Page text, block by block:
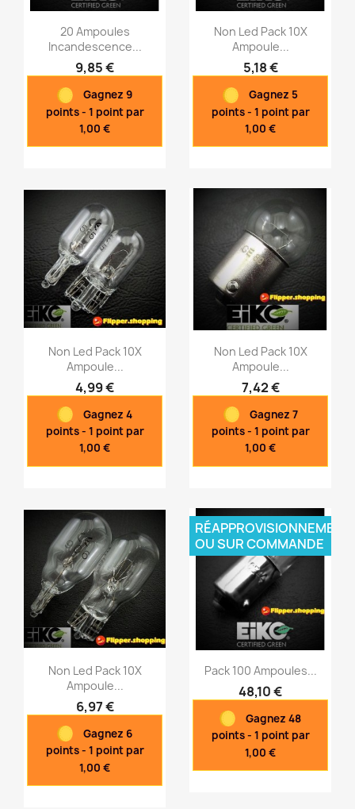
Aperçu rapide
20 Ampoules
Incandescence...
9,85 €
Gagnez 9
points - 1 point par
1,00 €
Aperçu rapide
Non Led Pack 10X
Ampoule...
5,18 €
Gagnez 5
points - 1 point par
1,00 €
Aperçu rapide
Non Led Pack 10X
Ampoule...
4,99 €
Gagnez 4
points - 1 point par
1,00 €
Aperçu rapide
Non Led Pack 10X
Ampoule...
7,42 €
Gagnez 7
points - 1 point par
1,00 €
Aperçu rapide
Non Led Pack 10X
Ampoule...
6,97 €
Gagnez 6
points - 1 point par
1,00 €
Aperçu rapide
Pack 100 Ampoules...
48,10 €
Gagnez 48
points - 1 point par
1,00 €
RÉAPPROVISIONNEMENT
OU SUR COMMANDE